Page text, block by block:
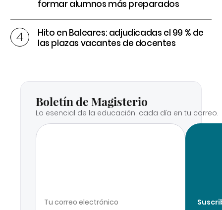
formar alumnos más preparados
Hito en Baleares: adjudicadas el 99 % de
las plazas vacantes de docentes
Boletín de Magisterio
Lo esencial de la educación, cada día en tu correo.